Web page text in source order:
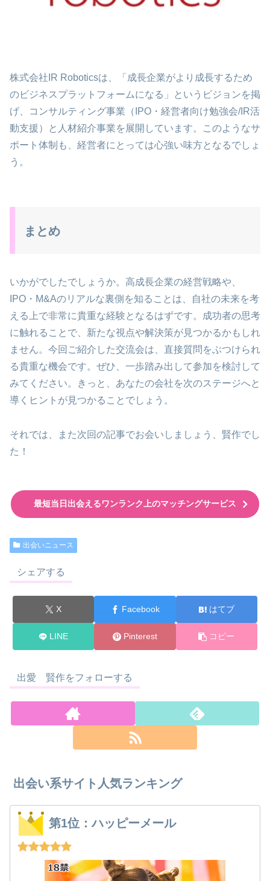
株式会社IR Roboticsは、「成長企業がより成長するため
のビジネスプラットフォームになる」というビジョンを掲
げ、コンサルティング事業（IPO・経営者向け勉強会/IR活
動支援）と人材紹介事業を展開しています。このようなサ
ポート体制も、経営者にとっては心強い味方となるでしょ
う。
まとめ
いかがでしたでしょうか。高成長企業の経営戦略や、
IPO・M&Aのリアルな裏側を知ることは、自社の未来を考
える上で非常に貴重な経験となるはずです。成功者の思考
に触れることで、新たな視点や解決策が見つかるかもしれ
ません。今回ご紹介した交流会は、直接質問をぶつけられ
る貴重な機会です。ぜひ、一歩踏み出して参加を検討して
みてください。きっと、あなたの会社を次のステージへと
導くヒントが見つかることでしょう。
それでは、また次回の記事でお会いしましょう、賢作でし
た！
最短当日出会えるワンランク上のマッチングサービス
出会いニュース
シェアする
X Facebook はてブ
LINE Pinterest コピー
出愛 賢作をフォローする
出会い系サイト人気ランキング
第1位：ハッピーメール